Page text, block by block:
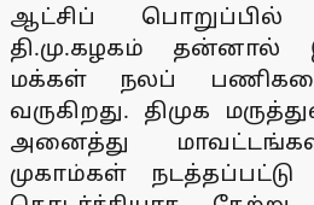
ஆட்சிப் பொறுப்பில்
தி.மு.கழகம்
மக்கள் நலப்
வருகிறது. திமுக
அனைத்து
முகாம்கள்